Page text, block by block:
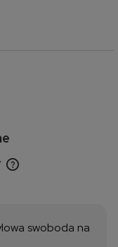
płatności
swoboda na